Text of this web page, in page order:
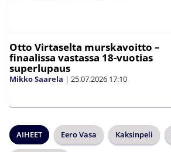
Otto Virtaselta murskavoitto –
finaalissa vastassa 18-vuotias
superlupaus
Mikko Saarela | 25.07.2026 17:10
AIHEET Eero Vasa Kaksinpeli